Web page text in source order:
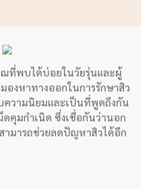
ที่พบได้บ่อยในวัยรุ่นและผู้
งหาทางออกในการรักษาสิว
ความนิยมและเป็นที่พูดถึงกัน
คุมกำเนิด ซึ่งเชื่อกันว่านอก
ามารถช่วยลดปัญหาสิวได้อีก